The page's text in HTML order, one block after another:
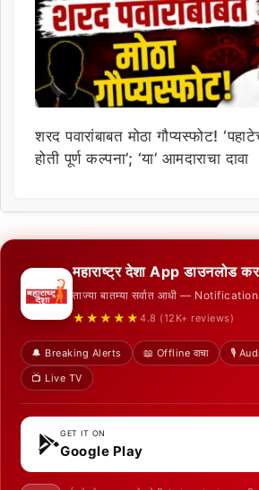
शरद पवारांबाबत मोठा गौप्यस्फोट!
होती पूर्ण कल्पना’; ‘या’ आमदाराचा दावा
महाराष्ट्र देशा App डाउनलोड
ताज्या बातम्या सर्वात आधी —
★★★★★ 4.8 (12K+ reviews)
🔔 Breaking Alerts 📖 Offline वाचा
🎙️
📺 Live TV
GET IT ON
Google Play